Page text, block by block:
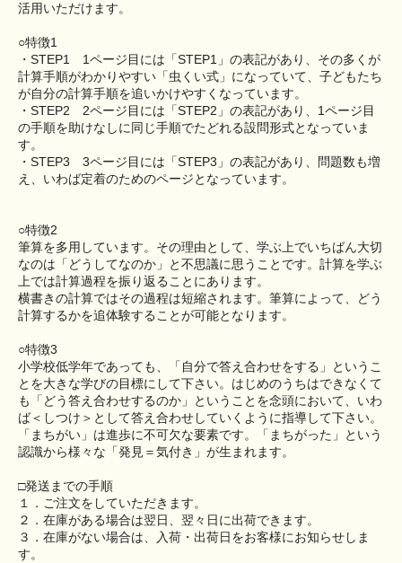
活用いただけます。
○特徴1
・STEP1 1ページ目には「STEP1」の表記があり、その多くが
計算手順がわかりやすい「虫くい式」になっていて、子どもたち
が自分の計算手順を追いかけやすくなっています。
・STEP2 2ページ目には「STEP2」の表記があり、1ページ目
の手順を助けなしに同じ手順でたどれる設問形式となっていま
す。
・STEP3 3ページ目には「STEP3」の表記があり、問題数も増
え、いわば定着のためのページとなっています。
○特徴2
筆算を多用しています。その理由として、学ぶ上でいちばん大切
なのは「どうしてなのか」と不思議に思うことです。計算を学ぶ
上では計算過程を振り返ることにあります。
横書きの計算ではその過程は短縮されます。筆算によって、どう
計算するかを追体験することが可能となります。
○特徴3
小学校低学年であっても、「自分で答え合わせをする」というこ
とを大きな学びの目標にして下さい。はじめのうちはできなくて
も「どう答え合わせするのか」ということを念頭において、いわ
ば＜しつけ＞として答え合わせしていくように指導して下さい。
「まちがい」は進歩に不可欠な要素です。「まちがった」という
認識から様々な「発見＝気付き」が生まれます。
□発送までの手順
１．ご注文をしていただきます。
２．在庫がある場合は翌日、翌々日に出荷できます。
３．在庫がない場合は、入荷・出荷日をお客様にお知らせしま
す。